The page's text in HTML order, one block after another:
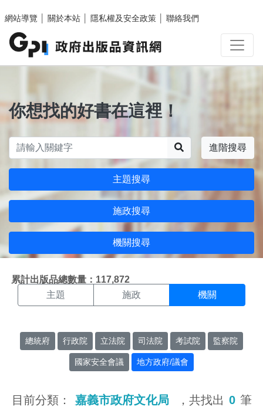
網站導覽
關於本站 隱私權及安全政策 聯絡我們
你想找的好書在這裡！
進階搜尋
主題搜尋
施政搜尋
機關搜尋
累計出版品總數量：117,872
機關搜尋結果頁面
主題 施政 機關
總統府 行政院 立法院 司法院 考試院 監察院
國家安全會議 地方政府/議會
目前分類： 嘉義市政府文化局 ，共找出 0 筆